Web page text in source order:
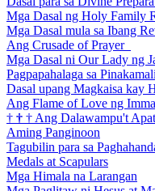
Mga Dasal ng Holy Family
Mga Dasal mula sa Ibang
Ang Crusade of Prayer
Mga Dasal ni Our Lady ng
Pagpapahalaga sa
Dasal upang Magkaisa kay
Ang Flame of Love ng
† † † Ang Dalawampu't
Aming Panginoon
Tagubilin para sa
Medals at Scapulars
Mga Himala na Larangan